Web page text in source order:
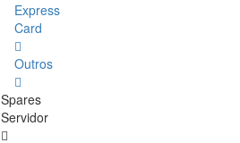
Express
Card
Outros
Spares
Servidor